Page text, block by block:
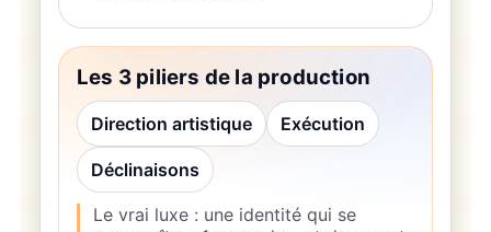
Les 3 piliers de la production
Direction artistique Exécution
Déclinaisons
Le vrai luxe : une identité qui se